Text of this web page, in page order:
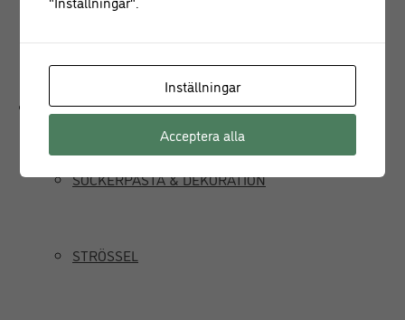
Delikatesser
SOCKERPASTA & DEKORATION
STRÖSSEL
Inställningar
Acceptera alla